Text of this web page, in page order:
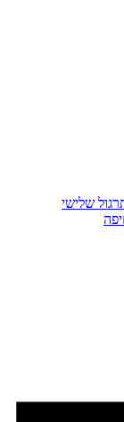
שלישי